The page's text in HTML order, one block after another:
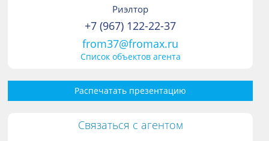
Риэлтор
+7 (967) 122-22-37
from37@fromax.ru
Список объектов агента
Распечатать презентацию
Связаться с агентом